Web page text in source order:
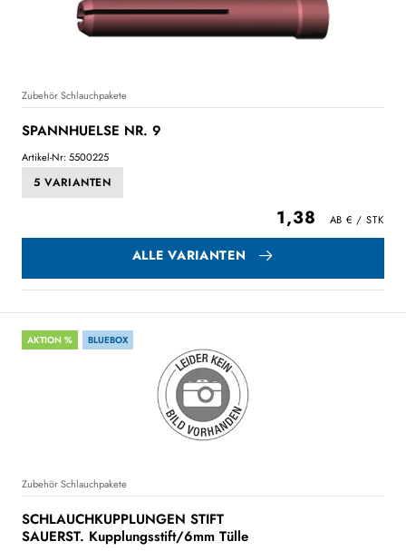
Zubehör Schlauchpakete
SPANNHUELSE NR. 9
Artikel-Nr: 5500225
5 VARIANTEN
1,38
ALLE VARIANTEN
AKTION % BLUEBOX
Zubehör Schlauchpakete
SCHLAUCHKUPPLUNGEN STIFT
SAUERST. Kupplungsstift/6mm Tülle